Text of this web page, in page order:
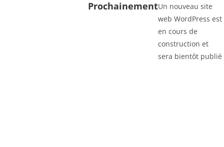
ProchainementUn nouveau site
web WordPress est
en cours de
construction et
sera bientôt publié